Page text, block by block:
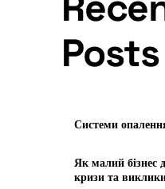
Posts
Системи
Як малий бізнес
кризи та